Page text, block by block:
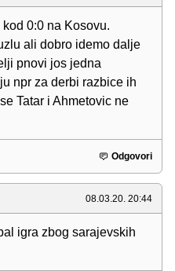
0:0 na Kosovu.
ali dobro idemo dalje
pnovi jos jedna
npr za derbi razbice ih
Tatar i Ahmetovic ne
Odgovori
08.03.20. 20:44
igra zbog sarajevskih